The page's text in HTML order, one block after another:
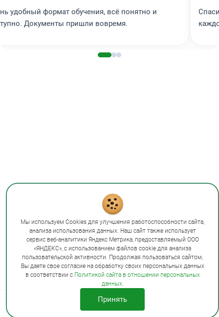
удобный формат обучения, всё понятно и
Документы пришли вовремя.
Лицензия на образовательную
деятельность № Л035-00115-
Мы используем Cookies для улучшения работоспособности сайта,
анализа использования данных. Наш сайт также использует
сервис веб-аналитики Яндекс Метрика, предоставляемый ООО
«ЯНДЕКС», с использованием файлов cookie для анализа
пользовательской активности. Продолжая пользоваться сайтом,
Вы даете свое согласие на обработку своих персональных данных
в соответствии с Политикой сайта в отношении персональных
данных.
Принять